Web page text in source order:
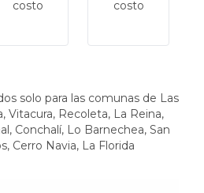
costo
costo
solo para las comunas de Las
, Vitacura, Recoleta, La Reina,
, Conchalí, Lo Barnechea, San
, Cerro Navia, La Florida